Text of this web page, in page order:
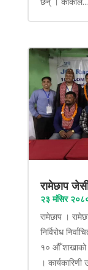
रामेछाप
२३ मंसिर
रामेछाप ।
निर्विरोध
१० औँ शाखाको
।